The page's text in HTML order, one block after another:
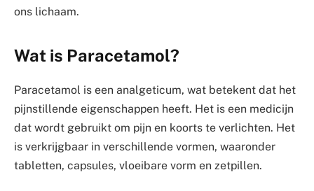
ons lichaam.
Wat is Paracetamol?
Paracetamol is een analgeticum, wat betekent dat het
pijnstillende eigenschappen heeft. Het is een medicijn
dat wordt gebruikt om pijn en koorts te verlichten. Het
is verkrijgbaar in verschillende vormen, waaronder
tabletten, capsules, vloeibare vorm en zetpillen.